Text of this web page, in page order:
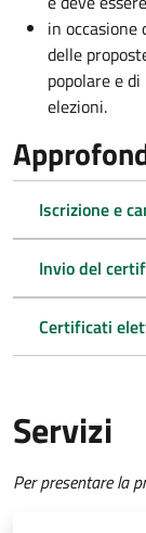
in
delle
popolare e
elezioni.
Iscrizione e
Invio del
Certificati
Servizi
Per presentare la